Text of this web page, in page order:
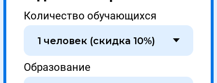
Стать партнером →
Университет УНИОБР зарегистрирован